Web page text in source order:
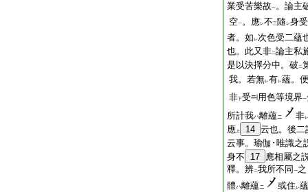
業受苦樂故一。論主
空一。應レ不三隨 レ身受
者。如 レ次色受二蘊
也。此又非二論主私
是以決擇分中。破 二
我。若無レ有レ蘊。
非下受 用色等境界一
所計我ハ離蘊ニ 非レ
應 上 14 云也。後二
云事。瑜伽･唯識之
身不
17 應相屬之
釋。辨二我所不同 一
體ハ離蘊ニ 或住 レ